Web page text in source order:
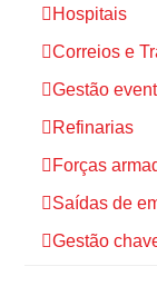
Hospitais
Correios e
Gestão
Refinarias
Forças
Saídas de
Gestão